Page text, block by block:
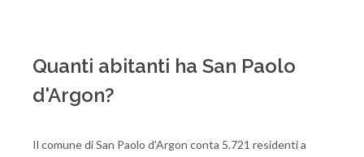
Quanti abitanti ha San Paolo
d'Argon?
Il comune di San Paolo d'Argon conta 5.721 residenti a